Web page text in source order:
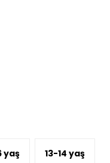
yaş 13-14 yaş